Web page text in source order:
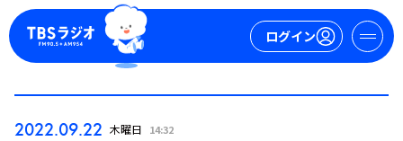
ログイン
2022.09.22 木曜日 14:32